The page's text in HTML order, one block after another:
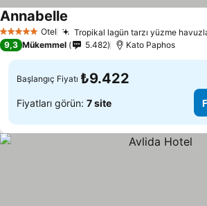
5 Yıldız Otel Tropikal lagün tarzı yüzme
Annabelle
9,3 Mükemmel 5.482 Kato Paphos
Başlangıç Fiyatı ₺9.422
Fiyatları görün: 7 site